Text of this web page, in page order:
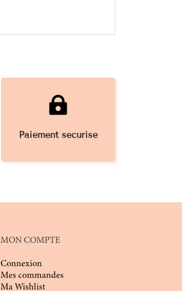

Paiement sécurisé
MON COMPTE
Connexion
Mes commandes
Ma Wishlist